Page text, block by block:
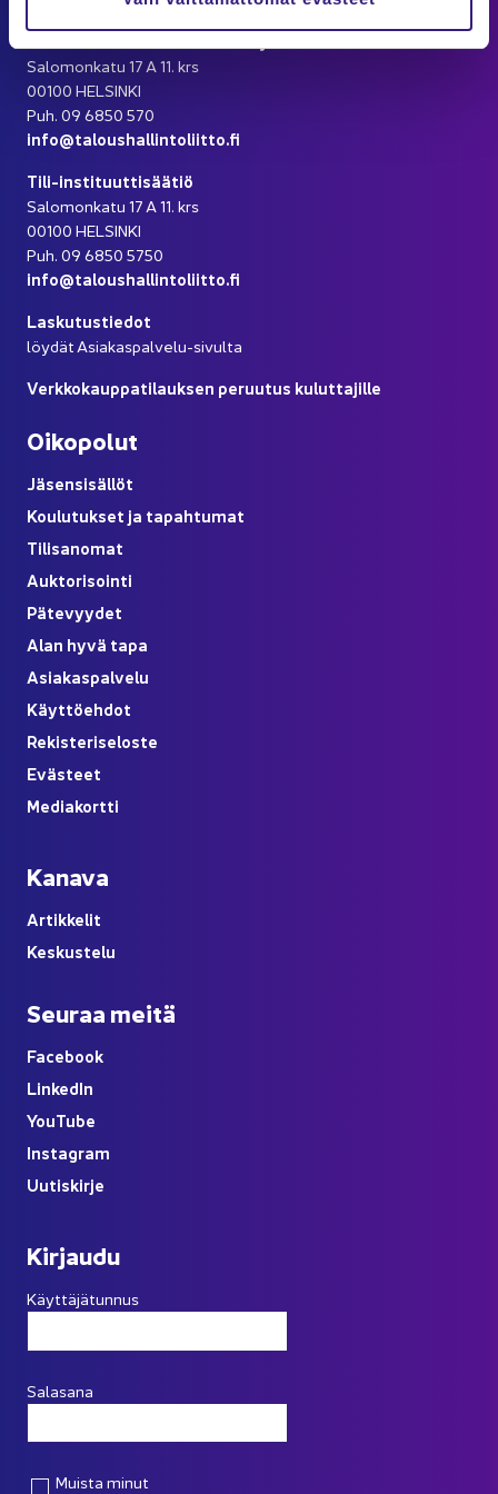
Sa­lo­mon­ka­tu 17 A 11. krs
00100 HEL­SIN­KI
Puh. 09 6850 570
info@ta­lous­hal­lin­to­liit­to.fi
Tili-​instituuttisäätiö
Sa­lo­mon­ka­tu 17 A 11. krs
00100 HEL­SIN­KI
Puh. 09 6850 5750
info@ta­lous­hal­lin­to­liit­to.fi
Las­ku­tus­tie­dot
löy­dät Asiakaspalvelu-​sivulta
Verk­ko­kaup­pa­ti­lauk­sen pe­ruu­tus ku­lut­ta­jil­le
Oi­ko­po­lut
Jä­sen­si­säl­löt
Kou­lu­tuk­set ja ta­pah­tu­mat
Ti­li­sa­no­mat
Auk­to­ri­soin­ti
Pä­te­vyy­det
Alan hyvä tapa
Asia­kas­pal­ve­lu
Käyt­tö­eh­dot
Re­kis­te­ri­se­los­te
Eväs­teet
Me­dia­kort­ti
Ka­na­va
Ar­tik­ke­lit
Kes­kus­te­lu
Seu­raa meitä
Face­book
Lin­ke­dIn
YouTube
Ins­ta­gram
Uu­tis­kir­je
Kir­jau­du
Käyttäjätunnus
Salasana
Muista minut